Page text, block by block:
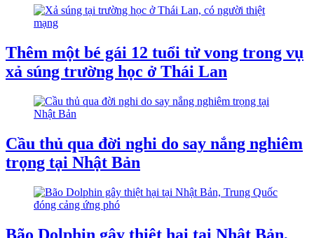
Thêm một bé gái 12 tuổi tử vong trong vụ
xả súng trường học ở Thái Lan
Cầu thủ qua đời nghi do say nắng nghiêm
trọng tại Nhật Bản
Bão Dolphin gây thiệt hại tại Nhật Bản,